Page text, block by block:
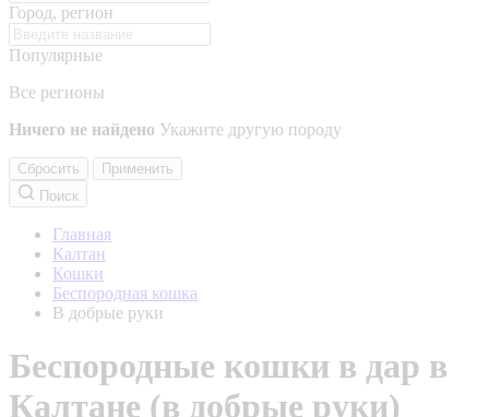
Город, регион
Популярные
Все регионы
Ничего не найдено Укажите другую породу
Сбросить
Применить
Поиск
Главная
Калтан
Кошки
Беспородная кошка
В добрые руки
Беспородные кошки в дар в
Калтане (в добрые руки)